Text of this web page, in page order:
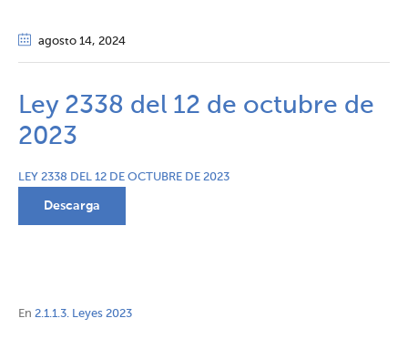
agosto 14, 2024
Ley 2338 del 12 de octubre de
2023
LEY 2338 DEL 12 DE OCTUBRE DE 2023
Descarga
En 2.1.1.3. Leyes 2023